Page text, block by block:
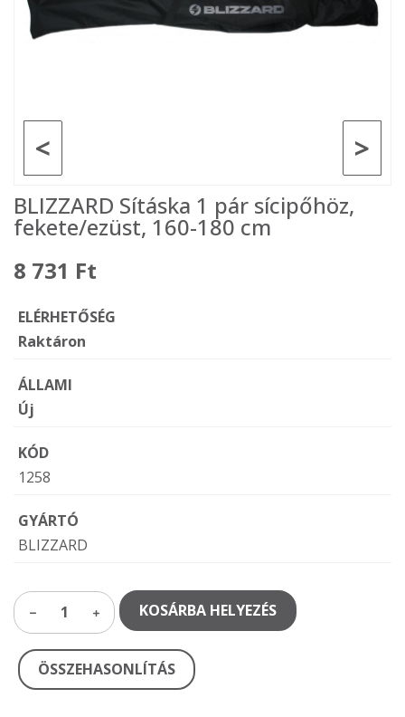
>
<
BLIZZARD Sításka 1 pár sícipőhöz,
fekete/ezüst, 160-180 cm
8 731 Ft
ELÉRHETŐSÉG
Raktáron
ÁLLAMI
Új
KÓD
1258
GYÁRTÓ
BLIZZARD
1 KOSÁRBA HELYEZÉS
ÖSSZEHASONLÍTÁS